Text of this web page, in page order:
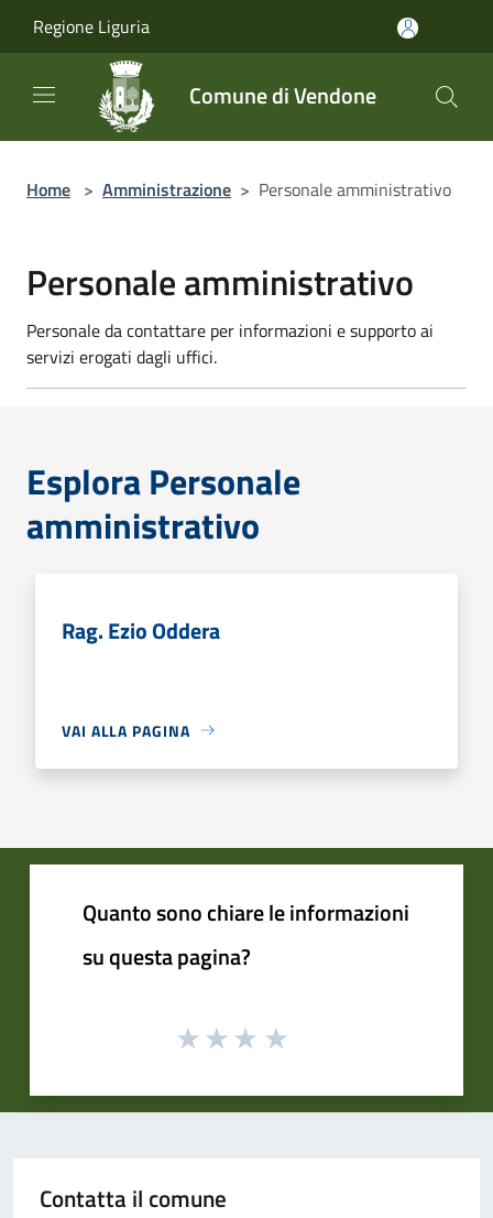
Regione Liguria
Comune di Vendone
Home > Amministrazione > Personale amministrativo
Personale amministrativo
Personale da contattare per informazioni e supporto ai
servizi erogati dagli uffici.
Esplora Personale
amministrativo
Rag. Ezio Oddera
VAI ALLA PAGINA
Quanto sono chiare le informazioni
su questa pagina?
Contatta il comune